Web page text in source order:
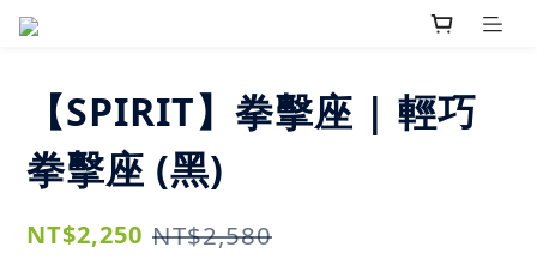
【SPIRIT】拳擊座 | 輕巧
拳擊座 (黑)
NT$2,250 NT$2,580